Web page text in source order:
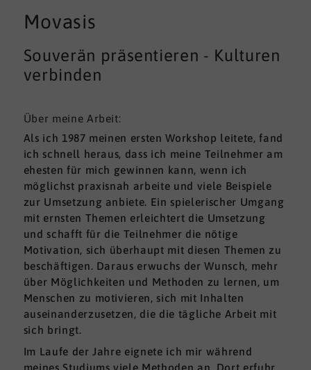
Movasis
Souverän präsentieren - Kulturen
verbinden
Über meine Arbeit:
Als ich 1987 meinen ersten Workshop leitete, fand
ich schnell heraus, dass ich meine Teilnehmer am
ehesten für mich gewinnen kann, wenn ich
möglichst praxisnah arbeite und viele Beispiele
zur Umsetzung anbiete. Ein spielerischer Umgang
mit ernsten Themen erleichtert die Umsetzung
und schafft für die Teilnehmer die nötige
Motivation, sich überhaupt mit diesen Themen zu
beschäftigen. Daraus erwuchs der Wunsch, mehr
über Möglichkeiten und Methoden zu lernen, um
Menschen zu motivieren, sich mit Inhalten
auseinanderzusetzen, die die tägliche Arbeit mit
sich bringt.
Im Laufe der Jahre eignete ich mir während
meines Studiums viele Methoden an. Dort erfuhr